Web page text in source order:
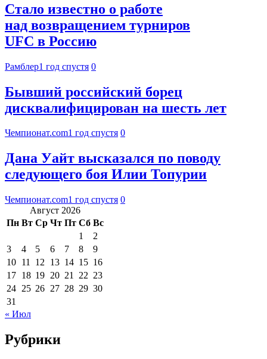
Стало известно о работе
над возвращением турниров
UFC в Россию
Рамблер1 год спустя 0
Бывший российский борец
дисквалифицирован на шесть лет
Чемпионат.com1 год спустя 0
Дана Уайт высказался по поводу
следующего боя Илии Топурии
Чемпионат.com1 год спустя 0
Август 2026
Пн Вт Ср Чт Пт Сб Вс
1
2
3
4 5 6 7 8
9
10 11 12 13 14 15 16
17 18 19 20 21 22 23
24 25 26 27 28 29 30
31
« Июл
Рубрики